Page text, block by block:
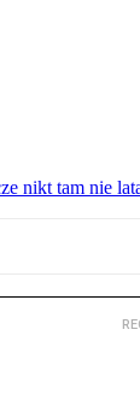
nikt tam nie